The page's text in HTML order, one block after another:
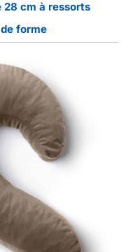
28 cm à ressorts
forme